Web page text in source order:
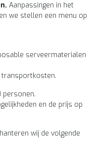
Aanpassingen in het
we stellen een menu op
serveermaterialen
personen.
en de prijs op
wij de volgende